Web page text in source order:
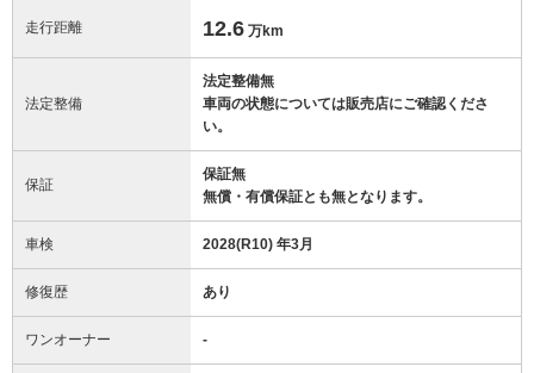
走行距離 12.6 万km
法定整備
法定整備無
車両の状態については販売店にご確認くださ
い。
保証
保証無
無償・有償保証とも無となります。
車検 2028(R10) 年3月
修復歴 あり
ワンオーナー -